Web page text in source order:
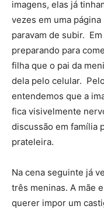
imagens, elas já
vezes em uma
paravam de subir.
preparando para
filha que o pai da
dela pelo celular.
entendemos que a
fica visivelmente
discussão em família
prateleira.
Na cena seguinte já
três meninas. A mãe
querer impor um